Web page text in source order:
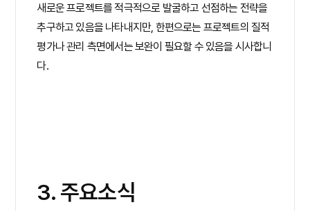
새로운 프로젝트를 적극적으로 발굴하고 선점하는 전략을
추구하고 있음을 나타내지만, 한편으로는 프로젝트의 질적
평가나 관리 측면에서는 보완이 필요할 수 있음을 시사합니
다.
3. 주요소식